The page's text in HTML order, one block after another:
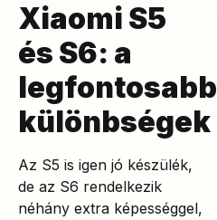
Xiaomi S5
és S6: a
legfontosabb
különbségek
Az S5 is igen jó készülék,
de az S6 rendelkezik
néhány extra képességgel,